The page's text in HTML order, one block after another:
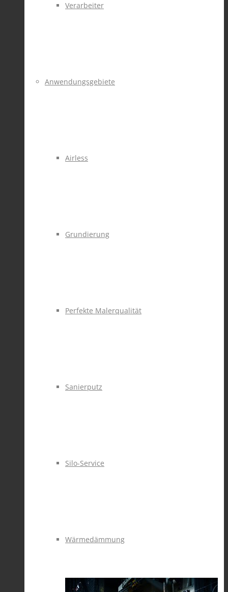
Verarbeiter
Anwendungsgebiete
Airless
Grundierung
Perfekte Malerqualität
Sanierputz
Silo-Service
Wärmedämmung